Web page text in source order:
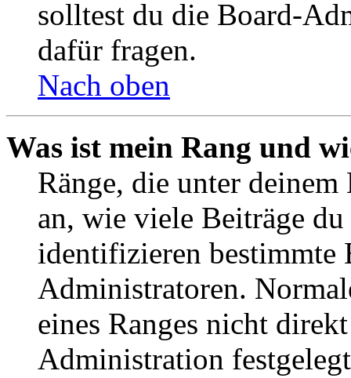
solltest du die Board-
dafür fragen.
Nach oben
Was ist mein Rang und
Ränge, die unter deinem
an, wie viele Beiträge
identifizieren bestimmte
Administratoren.
eines Ranges nicht
Administration